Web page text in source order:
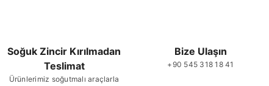
Soğuk Zincir Kırılmadan
Teslimat
Ürünlerimiz soğutmalı araçlarla
Bize Ulaşın
+90 545 318 18 41